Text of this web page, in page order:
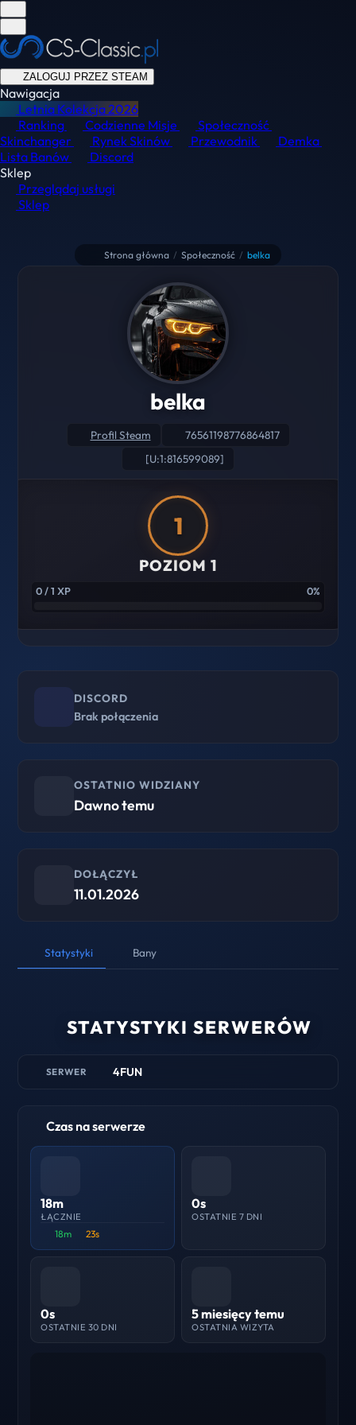
ZALOGUJ PRZEZ STEAM
Nawigacja
Letnia Kolekcja2026
Ranking
Codzienne Misje
Społeczność
Skinchanger
Rynek Skinów Przewodnik
Demka
Lista Banów
Discord
Sklep
Przeglądaj usługi
Sklep
Strona główna / Społeczność / belka
belka
Profil Steam
76561198776864817
[U:1:816599089]
1
POZIOM 1
0 / 1 XP 0%
DISCORD
Brak połączenia
OSTATNIO WIDZIANY
Dawno temu
DOŁĄCZYŁ
11.01.2026
Statystyki Bany
STATYSTYKI SERWERÓW
SERWER 4FUN
Czas na serwerze
18m
ŁĄCZNIE
18m 23s
0s
OSTATNIE 7 DNI
0s
OSTATNIE 30 DNI
5 miesięcy temu
OSTATNIA WIZYTA